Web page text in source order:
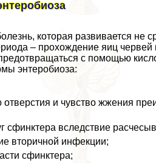
которая развивается
– прохождение яиц
с помощью
энтеробиоза:
отверстия и чувство жжения
сфинктера вследствие
вторичной инфекции;
сфинктера;